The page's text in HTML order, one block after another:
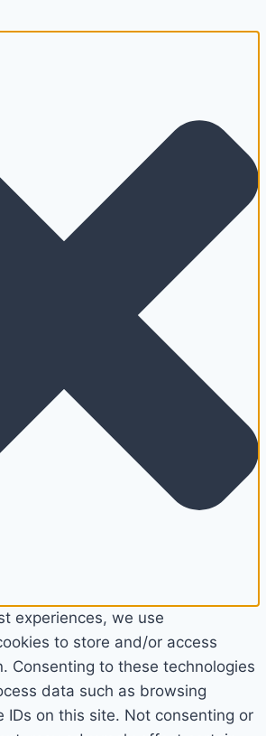
experiences, we use
to store and/or access
Consenting to these technologies
data such as browsing
IDs on this site. Not consenting or